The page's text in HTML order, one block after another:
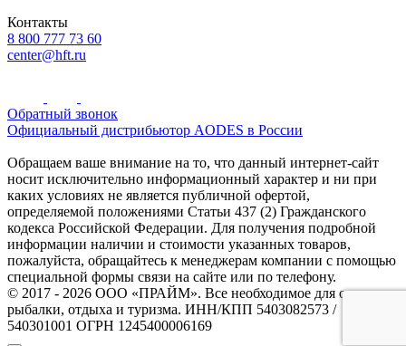
Контакты
8 800 777 73 60
center@hft.ru
Обратный звонок
Официальный дистрибьютор AODES в России
Обращаем ваше внимание на то, что данный интернет-сайт
носит исключительно информационный характер и ни при
каких условиях не является публичной офертой,
определяемой положениями Статьи 437 (2) Гражданского
кодекса Российской Федерации. Для получения подробной
информации наличии и стоимости указанных товаров,
пожалуйста, обращайтесь к менеджерам компании с помощью
специальной формы связи на сайте или по телефону.
© 2017 - 2026 ООО «ПРАЙМ». Все необходимое для охоты и
рыбалки, отдыха и туризма. ИНН/КПП 5403082573 /
540301001 ОГРН 1245400006169